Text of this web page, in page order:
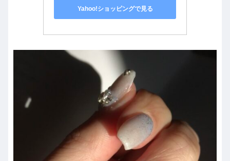
Yahoo!ショッピングで見る